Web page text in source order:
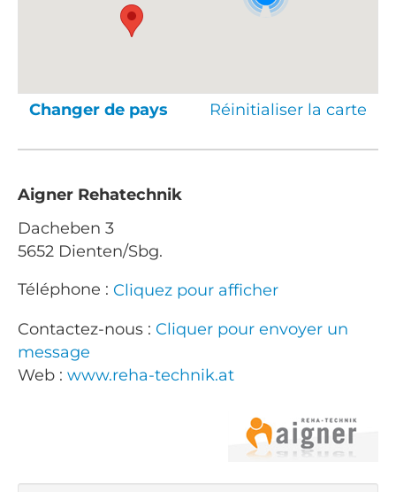
Changer de pays Réinitialiser la carte
Aigner Rehatechnik
Dacheben 3
5652 Dienten/Sbg.
Téléphone : Cliquez pour afficher
Contactez-nous : Cliquer pour envoyer un
message
Web : www.reha-technik.at